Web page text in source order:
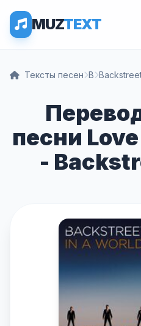
MUZTEXT
Тексты песен B
песни
-